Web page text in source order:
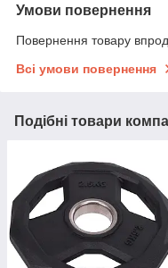
Умови повернення
Повернення товару
Всі умови повернення
Подібні товари